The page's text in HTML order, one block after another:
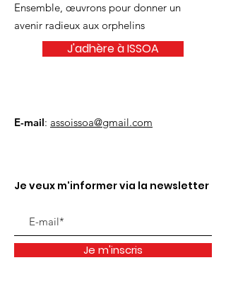
Ensemble, œuvrons pour donner un
avenir radieux aux orphelins
J'adhère à ISSOA
E-mail: assoissoa@gmail.com
Je veux m'informer via la newsletter
Je m'inscris